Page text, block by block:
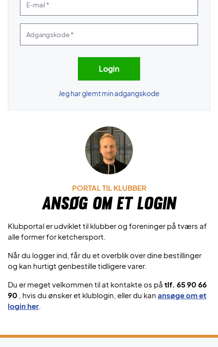
Jeg har glemt min adgangskode
PORTAL TIL KLUBBER
Ansøg om et login
Klubportal er udviklet til klubber og foreninger på tværs af
alle former for ketchersport.
Når du logger ind, får du et overblik over dine bestillinger
og kan hurtigt genbestille tidligere varer.
Du er meget velkommen til at kontakte os på tlf. 65 90 66
90
, hvis du ønsker et klublogin, eller du kan ansøge om et
login her